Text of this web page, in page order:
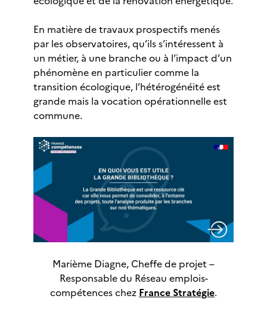
En matière de travaux prospectifs menés
par les observatoires, qu’ils s’intéressent à
un métier, à une branche ou à l’impact d’un
phénomène en particulier comme la
transition écologique, l’hétérogénéité est
grande mais la vocation opérationnelle est
commune.
Marième Diagne, Cheffe de projet –
Responsable du Réseau emplois-
compétences chez France Stratégie.